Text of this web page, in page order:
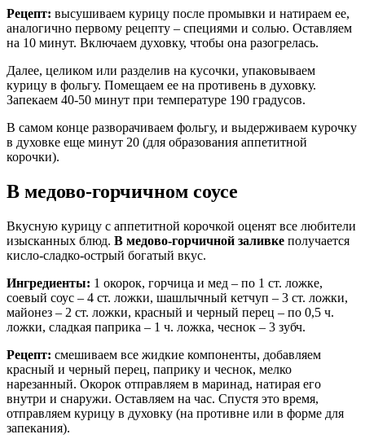
Рецепт: высушиваем курицу после промывки и натираем ее,
аналогично первому рецепту – специями и солью. Оставляем
на 10 минут. Включаем духовку, чтобы она разогрелась.
Далее, целиком или разделив на кусочки, упаковываем
курицу в фольгу. Помещаем ее на противень в духовку.
Запекаем 40-50 минут при температуре 190 градусов.
В самом конце разворачиваем фольгу, и выдерживаем курочку
в духовке еще минут 20 (для образования аппетитной
корочки).
В медово-горчичном соусе
Вкусную курицу с аппетитной корочкой оценят все любители
изысканных блюд. В медово-горчичной заливке получается
кисло-сладко-острый богатый вкус.
Ингредиенты: 1 окорок, горчица и мед – по 1 ст. ложке,
соевый соус – 4 ст. ложки, шашлычный кетчуп – 3 ст. ложки,
майонез – 2 ст. ложки, красный и черный перец – по 0,5 ч.
ложки, сладкая паприка – 1 ч. ложка, чеснок – 3 зубч.
Рецепт: смешиваем все жидкие компоненты, добавляем
красный и черный перец, паприку и чеснок, мелко
нарезанный. Окорок отправляем в маринад, натирая его
внутри и снаружи. Оставляем на час. Спустя это время,
отправляем курицу в духовку (на противне или в форме для
запекания).